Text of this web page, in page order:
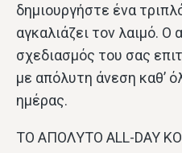
δημιουργήστε ένα
αγκαλιάζει τον λαιμό. Ο
σχεδιασμός του σας
με απόλυτη άνεση καθ’
ημέρας.
ΤΟ ΑΠΟΛΥΤΟ ALL-DAY